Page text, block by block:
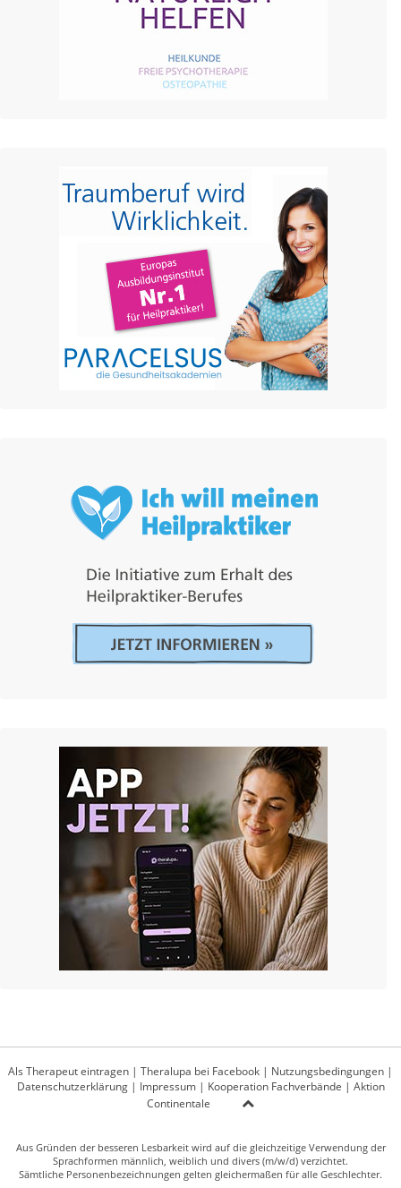
Als Therapeut eintragen | Theralupa bei Facebook | Nutzungsbedingungen |
Datenschutzerklärung| Impressum| Kooperation Fachverbände | Aktion
Continentale
Aus Gründen der besseren Lesbarkeit wird auf die gleichzeitige Verwendung der
Sprachformen männlich, weiblich und divers (m/w/d) verzichtet.
Sämtliche Personenbezeichnungen gelten gleichermaßen für alle Geschlechter.